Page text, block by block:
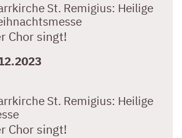
St. Remigius: Heilige
Chor singt!
St. Remigius: Heilige
Chor singt!